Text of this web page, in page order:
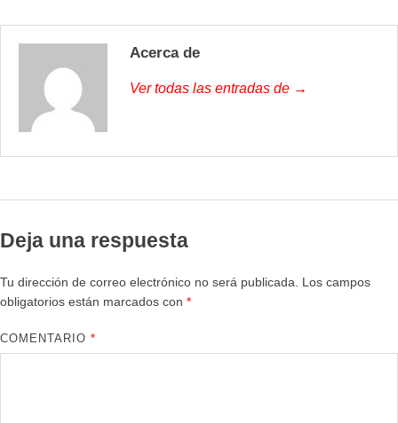
Acerca de
Ver todas las entradas de →
Deja una respuesta
Tu dirección de correo electrónico no será publicada.
Los campos
obligatorios están marcados con *
COMENTARIO*